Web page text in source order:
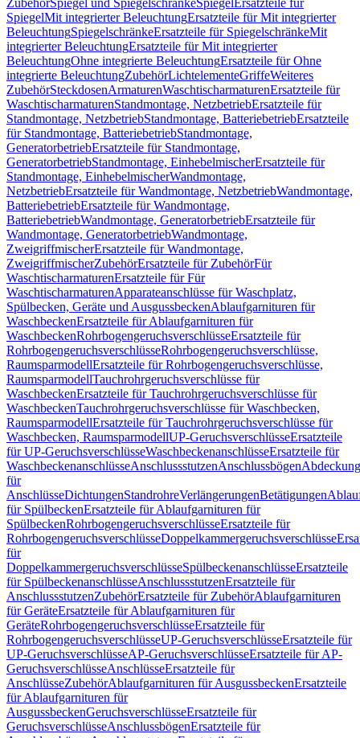
ZubehörSpiegel und SpiegelschränkeSpiegel Ersatzteile für
SpiegelMit integrierter BeleuchtungErsatzteile für Mit integrierter
BeleuchtungSpiegelschränkeErsatzteile für SpiegelschränkeMit
integrierter BeleuchtungErsatzteile für Mit integrierter
BeleuchtungOhne integrierte BeleuchtungErsatzteile für Ohne
integrierte BeleuchtungZubehörLichtelementeGriffeWeiteres
ZubehörSteckdosenArmaturenWaschtischarmaturenErsatzteile für
WaschtischarmaturenStandmontage, NetzbetriebErsatzteile für
Standmontage, NetzbetriebStandmontage, BatteriebetriebErsatzteile
für Standmontage, BatteriebetriebStandmontage,
GeneratorbetriebErsatzteile für Standmontage,
GeneratorbetriebStandmontage, EinhebelmischerErsatzteile für
Standmontage, EinhebelmischerWandmontage,
NetzbetriebErsatzteile für Wandmontage, NetzbetriebWandmontage,
BatteriebetriebErsatzteile für Wandmontage,
BatteriebetriebWandmontage, GeneratorbetriebErsatzteile für
Wandmontage, GeneratorbetriebWandmontage,
ZweigriffmischerErsatzteile für Wandmontage,
ZweigriffmischerZubehörErsatzteile für ZubehörFür
WaschtischarmaturenErsatzteile für Für
WaschtischarmaturenApparateanschlüsse für Waschplatz,
Spülbecken, Geräte und AusgussbeckenAblaufgarnituren für
WaschbeckenErsatzteile für Ablaufgarnituren für
WaschbeckenRohrbogengeruchsverschlüsseErsatzteile für
RohrbogengeruchsverschlüsseRohrbogengeruchsverschlüsse,
RaumsparmodellErsatzteile für Rohrbogengeruchsverschlüsse,
RaumsparmodellTauchrohrgeruchsverschlüsse für
WaschbeckenErsatzteile für Tauchrohrgeruchsverschlüsse für
WaschbeckenTauchrohrgeruchsverschlüsse für Waschbecken,
RaumsparmodellErsatzteile für Tauchrohrgeruchsverschlüsse für
Waschbecken, RaumsparmodellUP-GeruchsverschlüsseErsatzteile
für UP-GeruchsverschlüsseWaschbeckenanschlüsseErsatzteile für
WaschbeckenanschlüsseAnschlussstutzenAnschlussbögen
für
AnschlüsseDichtungenStandrohreVerlängerungenBetätigungen
für SpülbeckenErsatzteile für Ablaufgarnituren für
SpülbeckenRohrbogengeruchsverschlüsseErsatzteile für
RohrbogengeruchsverschlüsseDoppelkammergeruchsverschlüsse
für
DoppelkammergeruchsverschlüsseSpülbeckenanschlüsseErsatzteile
für SpülbeckenanschlüsseAnschlussstutzenErsatzteile für
AnschlussstutzenZubehörErsatzteile für ZubehörAblaufgarnituren
für GeräteErsatzteile für Ablaufgarnituren für
GeräteRohrbogengeruchsverschlüsseErsatzteile für
RohrbogengeruchsverschlüsseUP-GeruchsverschlüsseErsatzteile für
UP-GeruchsverschlüsseAP-GeruchsverschlüsseErsatzteile für AP-
GeruchsverschlüsseAnschlüsseErsatzteile für
AnschlüsseZubehörAblaufgarnituren für AusgussbeckenErsatzteile
für Ablaufgarnituren für
AusgussbeckenGeruchsverschlüsseErsatzteile für
GeruchsverschlüsseAnschlussbögenErsatzteile für